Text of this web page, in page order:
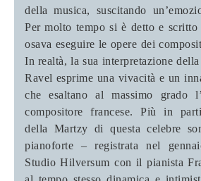
della musica, suscitando
Per molto tempo si è detto e
osava eseguire le opere dei
In realtà, la sua interpretazione della
Ravel esprime una vivacità e un
che esaltano al massimo grado
compositore francese. Più in
della Martzy di questa celebre
pianoforte – registrata nel
Studio Hilversum con il pianista